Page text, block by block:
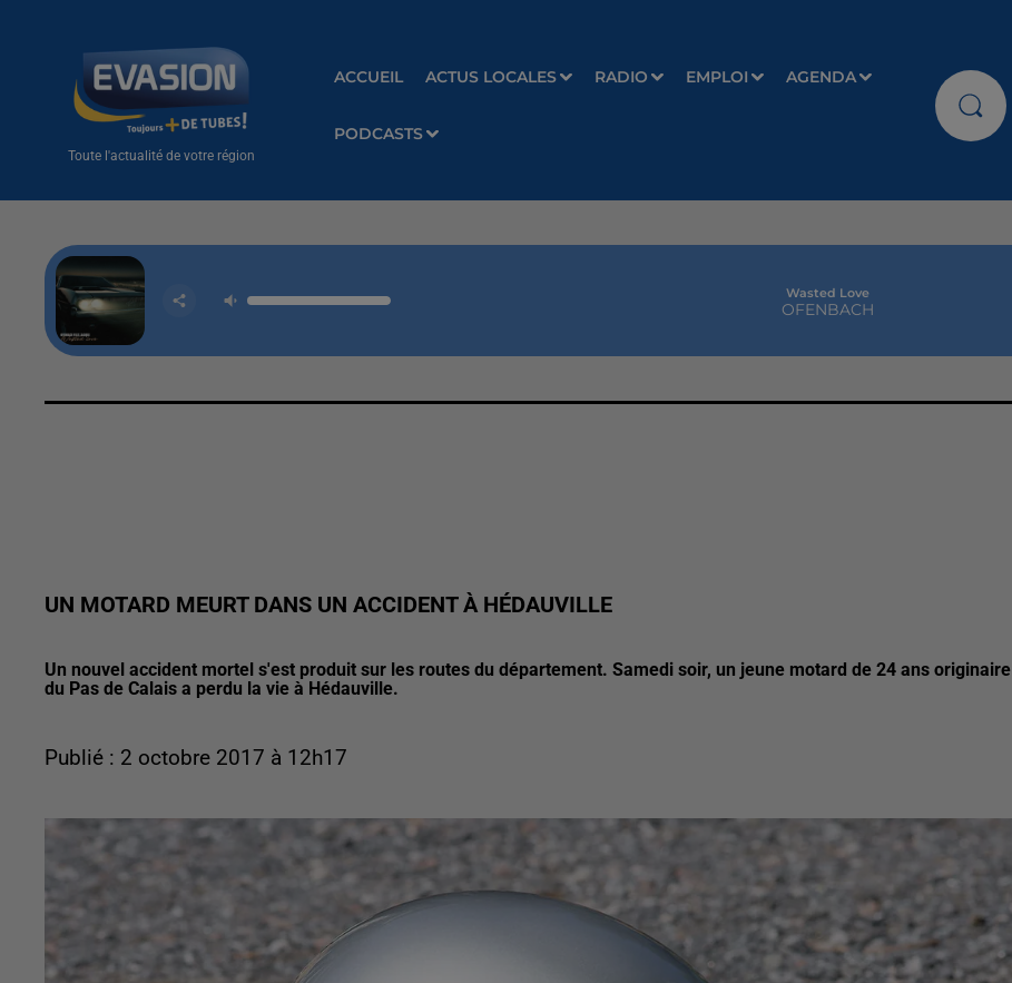
Toute l'actualité de votre région
ACCUEIL ACTUS LOCALES RADIO EMPLOI AGENDA
PODCASTS
Wasted Love
OFENBACH
UN MOTARD MEURT DANS UN ACCIDENT À HÉDAUVILLE
Un nouvel accident mortel s'est produit sur les routes du département. Samedi soir, un jeune motard de 24 ans originaire
du Pas de Calais a perdu la vie à Hédauville.
Publié : 2 octobre 2017 à 12h17